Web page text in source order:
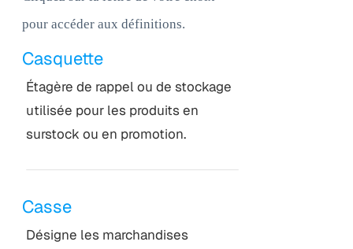
pour accéder aux définitions.
Casquette
Étagère de rappel ou de stockage
utilisée pour les produits en
surstock ou en promotion.
Casse
Désigne les marchandises